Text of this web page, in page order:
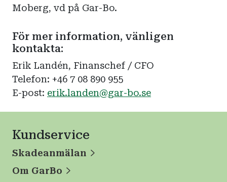
Moberg, vd på Gar-Bo.
För mer information, vänligen
kontakta:
Erik Landén, Finanschef / CFO
Telefon: +46 7 08 890 955
E-post: erik.landen@gar-bo.se
Kundservice
Skadeanmälan
Om GarBo